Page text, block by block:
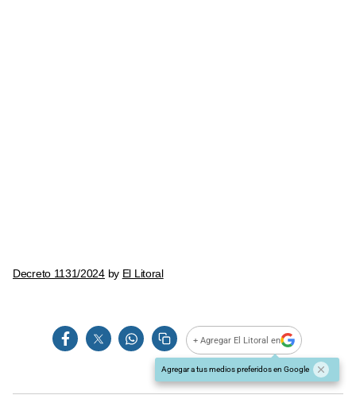
Decreto 1131/2024by El Litoral
+ Agregar El Litoral en
Agregar a tus medios preferidos en Google